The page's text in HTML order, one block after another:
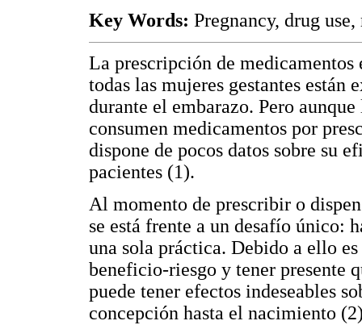
Key Words: Pregnancy, drug
La prescripción de medicamentos
todas las mujeres gestantes están
durante el embarazo. Pero
consumen medicamentos por
dispone de pocos datos sobre su
pacientes (1).
Al momento de prescribir o
se está frente a un desafío único:
una sola práctica. Debido a ello
beneficio-riesgo y tener presente
puede tener efectos indeseables
concepción hasta el nacimiento